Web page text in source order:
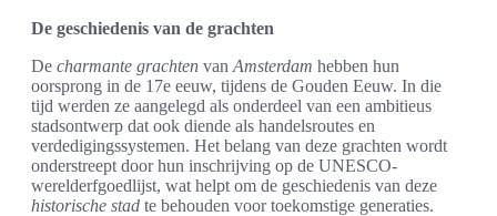
De geschiedenis van de grachten
De charmante grachten van Amsterdam hebben hun
oorsprong in de 17e eeuw, tijdens de Gouden Eeuw. In die
tijd werden ze aangelegd als onderdeel van een ambitieus
stadsontwerp dat ook diende als handelsroutes en
verdedigingssystemen. Het belang van deze grachten wordt
onderstreept door hun inschrijving op de UNESCO-
werelderfgoedlijst, wat helpt om de geschiedenis van deze
historische stad te behouden voor toekomstige generaties.